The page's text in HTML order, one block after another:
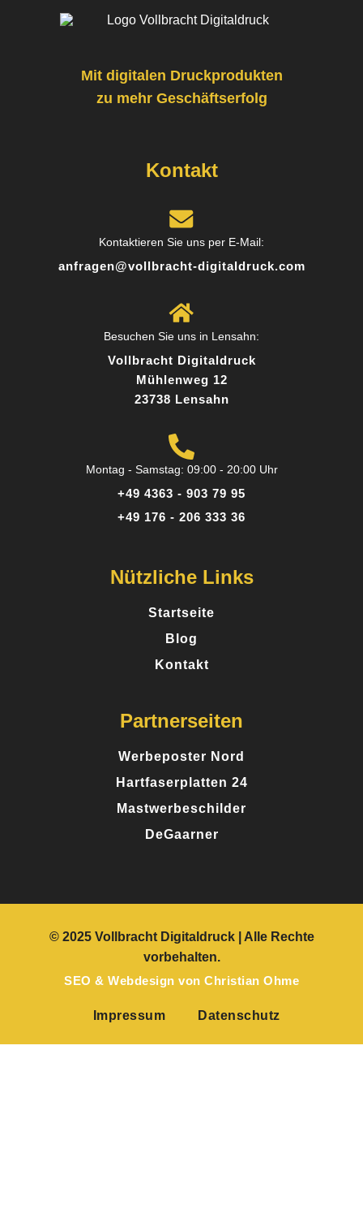
Broschüren und war überrascht, wie günstig und
Markus R.
Schnell, zuverlässig und top Qualität! Ich habe
Flyer und Visitenkarten im Digitaldruck bestellt –
und die Lieferung kam schon am nächsten Tag.
Google
Mit digitalen Druckprodukten
zu mehr Geschäftserfolg
Kontakt
Kontaktieren Sie uns per E-Mail:
anfragen@vollbracht-digitaldruck.com
Besuchen Sie uns in Lensahn:
Vollbracht Digitaldruck
Mühlenweg 12
23738 Lensahn
Montag - Samstag: 09:00 - 20:00 Uhr
+49 4363 - 903 79 95
+49 176 - 206 333 36
Nützliche Links
Startseite
Blog
Kontakt
Partnerseiten
Werbeposter Nord
Hartfaserplatten 24
Mastwerbeschilder
DeGaarner
© 2025 Vollbracht Digitaldruck| Alle Rechte
vorbehalten.
SEO & Webdesign von Christian Ohme
Impressum Datenschutz